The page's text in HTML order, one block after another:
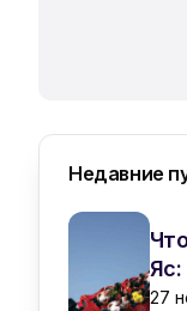
Недавние
Яс:
27